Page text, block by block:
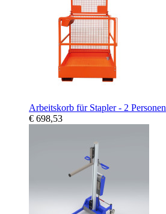
Arbeitskorb für Stapler - 2 Personen
€ 698,53